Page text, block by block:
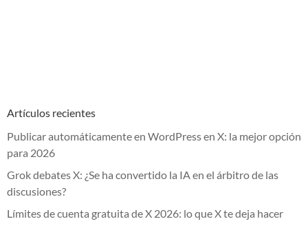
Artículos recientes
Publicar automáticamente en WordPress en X: la mejor opción
para 2026
Grok debates X: ¿Se ha convertido la IA en el árbitro de las
discusiones?
Límites de cuenta gratuita de X 2026: lo que X te deja hacer